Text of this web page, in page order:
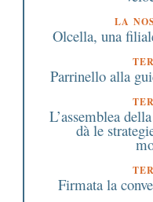
LA
Olcella, una
Parrinello alla
L’assemblea
dà le
Firmata la